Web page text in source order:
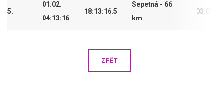
5.
01.02.
04:13:16
18:13:16.5
Sepetná - 66
km
ZPĚT